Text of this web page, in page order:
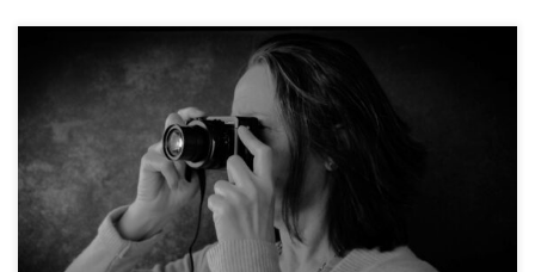
Siempre me he sentido atraída por la fotografía, pero me
dediqué a ella de una forma más seria a partir del año 2006,
cuando empecé a recibir clases del fotógrafo […]